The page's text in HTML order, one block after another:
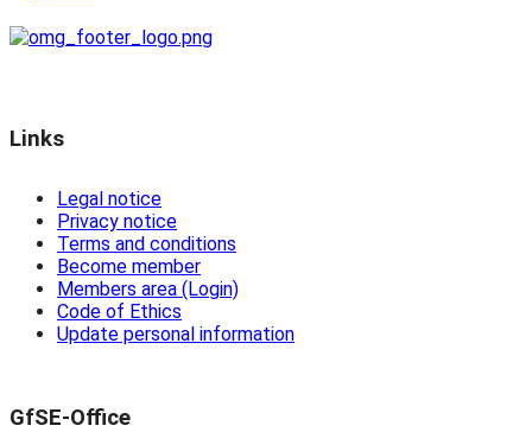
Links
Legal notice
Privacy notice
Terms and conditions
Become member
Members area (Login)
Code of Ethics
Update personal information
GfSE-Office